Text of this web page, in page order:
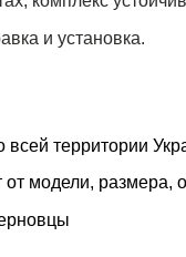
и установка.
всей территории
модели, размера,